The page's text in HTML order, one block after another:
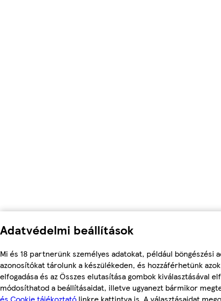
Adatvédelmi beállítások
Mi és 18 partnerünk személyes adatokat, például böngészési
azonosítókat tárolunk a készülékeden, és hozzáférhetünk
elfogadása és az Összes elutasítása gombok kiválasztásával
módosíthatod a beállításaidat, illetve ugyanezt bármikor
és Cookie tájékoztató linkre kattintva is. A választásaidat